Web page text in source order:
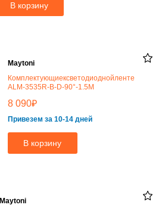
В корзину
Maytoni
Комплектующиексветодиоднойленте
ALM-3535R-B-D-90°-1.5M
8 090₽
Привезем за 10-14 дней
В корзину
Maytoni